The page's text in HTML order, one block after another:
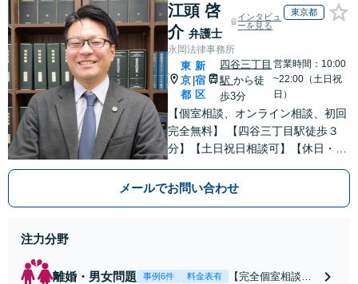
江頭 啓
介 弁護士
インタビュ
ーを見る
東京都
永岡法律事務所
東
京
都
新
宿
区
四谷三丁目
駅 から徒
歩3分
営業時間：10:00
~22:00（土日祝
日）
【個室相談、オンライン相談、初回
完全無料】 【四谷三丁目駅徒歩３
分】【土日祝日相談可】【休日・夜
ＧＢＴパートナーシップ契約書作
メールでお問い合わせ
注力分野
離婚・男女問題 事例6件 料金表有
【完全個室相談】